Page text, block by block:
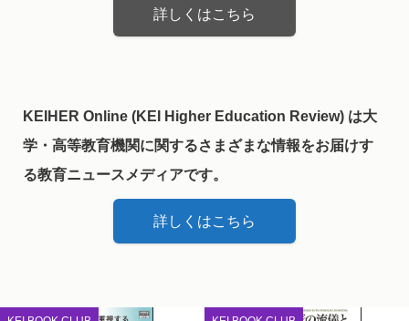
詳しくはこちら
KEIHER Online (KEI Higher Education Review) は大
学・高等教育機関に関するさまざまな情報をお届けす
る教育ニュースメディアです。
詳しくはこちら